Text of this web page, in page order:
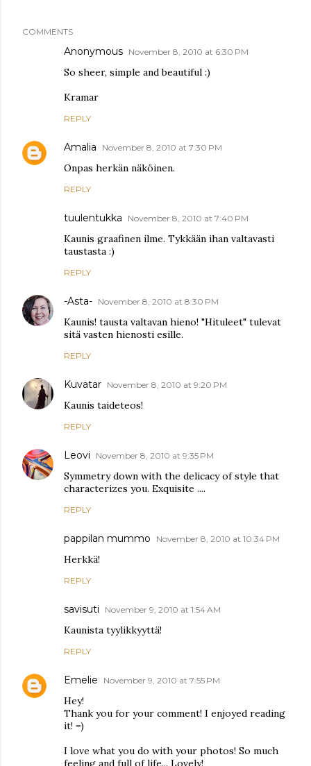
COMMENTS
Anonymous November 8, 2010 at 6:30 PM
So sheer, simple and beautiful :)
Kramar
REPLY
Amalia November 8, 2010 at 7:30 PM
Onpas herkän näköinen.
REPLY
tuulentukka November 8, 2010 at 7:40 PM
Kaunis graafinen ilme. Tykkään ihan valtavasti
taustasta :)
REPLY
-Asta- November 8, 2010 at 8:30 PM
Kaunis! tausta valtavan hieno! "Hituleet" tulevat
sitä vasten hienosti esille.
REPLY
Kuvatar November 8, 2010 at 9:20 PM
Kaunis taideteos!
REPLY
Leovi November 8, 2010 at 9:35 PM
Symmetry down with the delicacy of style that
characterizes you. Exquisite ....
REPLY
pappilan mummo November 8, 2010 at 10:34 PM
Herkkä!
REPLY
savisuti November 9, 2010 at 1:54 AM
Kaunista tyylikkyyttä!
REPLY
Emelie November 9, 2010 at 7:55 PM
Hey!
Thank you for your comment! I enjoyed reading
it! =)
I love what you do with your photos! So much
feeling and full of life... Lovely!